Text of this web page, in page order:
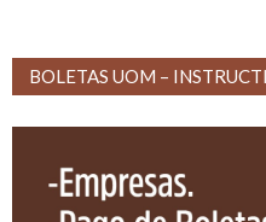
BOLETAS UOM –